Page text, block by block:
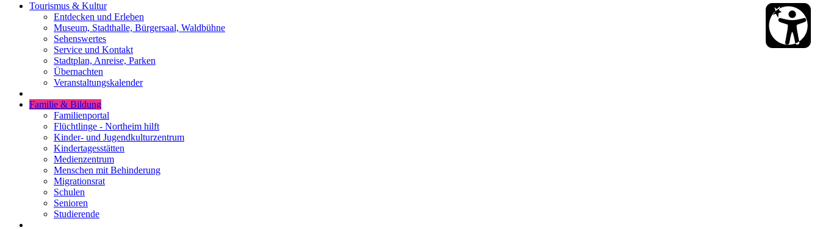
Tourismus & Kultur
Entdecken und Erleben
Museum, Stadthalle, Bürgersaal, Waldbühne
Sehenswertes
Service und Kontakt
Stadtplan, Anreise, Parken
Übernachten
Veranstaltungskalender
Familie & Bildung
Familienportal
Flüchtlinge - Northeim hilft
Kinder- und Jugendkulturzentrum
Kindertagesstätten
Medienzentrum
Menschen mit Behinderung
Migrationsrat
Schulen
Senioren
Studierende